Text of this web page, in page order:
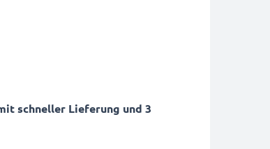
schneller Lieferung und 3